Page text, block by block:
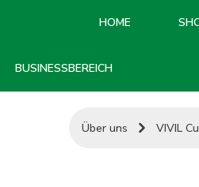
HOME
BUSINESSBEREICH
Über uns VIVIL